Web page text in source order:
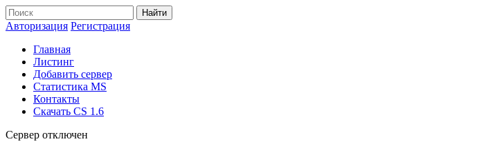
Найти
Авторизация Регистрация
Главная
Листинг
Добавить сервер
Статистика MS
Контакты
Скачать CS 1.6
Сервер отключен